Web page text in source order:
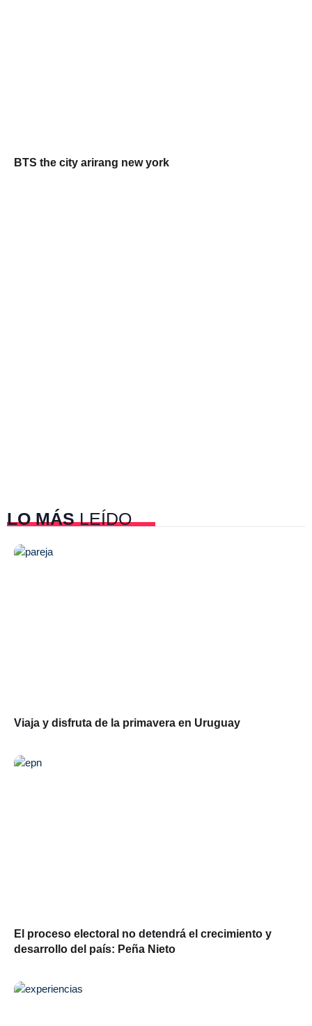
BTS the city arirang new york
LO MÁSLEÍDO
Viaja y disfruta de la primavera en Uruguay
El proceso electoral no detendrá el crecimiento y
desarrollo del país: Peña Nieto